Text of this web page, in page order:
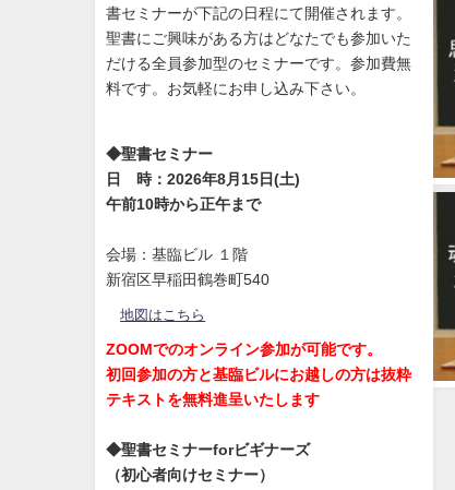
書セミナーが下記の日程にて開催されます。
聖書にご興味がある方はどなたでも参加いた
だける全員参加型のセミナーです。参加費無
料です。お気軽にお申し込み下さい。
◆聖書セミナー
日 時：2026年8月15日(土)
午前10時から正午まで
会場：基臨ビル １階
新宿区早稲田鶴巻町540
地図はこちら
ZOOMでのオンライン参加が可能です。
初回参加の方と基臨ビルにお越しの方は抜粋
テキストを無料進呈いたします
◆聖書セミナーforビギナーズ
（初心者向けセミナー）